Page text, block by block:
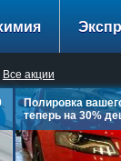
Все акции
Полировка вашего
теперь на 30%